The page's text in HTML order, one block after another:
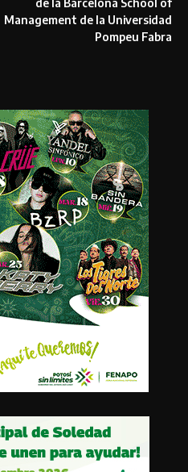
Management de la Universidad
Pompeu Fabra